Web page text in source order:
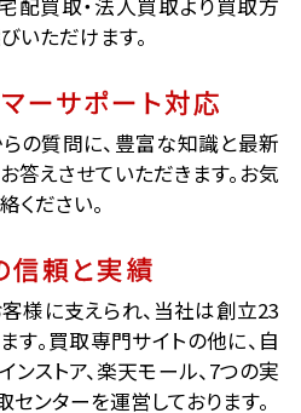
配買取・法人買取より買取方
いただけます。
ーサポート対応
の質問に、豊富な知識と最新
答えさせていただきます。お気
ください。
信頼と実績
様に支えられ、当社は創立23
す。買取専門サイトの他に、自
ンストア、楽天モール、7つの実
センターを運営しております。